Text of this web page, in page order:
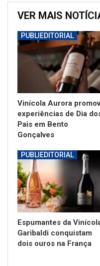
VER MAIS
PUBLIEDITORIAL
Vinícola Aurora
experiências de Dia
Pais em Bento
Gonçalves
PUBLIEDITORIAL
Espumantes da
Garibaldi conquistam
dois ouros na França